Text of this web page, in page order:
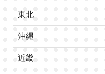
東北
沖縄
近畿